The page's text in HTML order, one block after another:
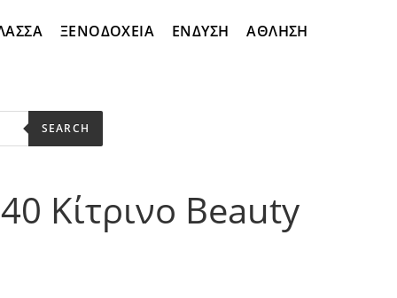
ΞΕΝΟΔΟΧΕΙΑ ΕΝΔΥΣΗ ΑΘΛΗΣΗ
SEARCH
Κίτρινο Beauty